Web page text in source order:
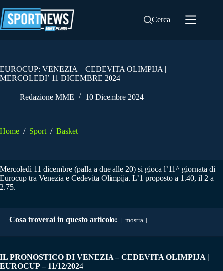
al
contenuto
Cerca
EUROCUP: VENEZIA – CEDEVITA OLIMPIJA |
MERCOLEDI’ 11 DICEMBRE 2024
Redazione MME 10 Dicembre 2024
Home / Sport / Basket
Mercoledì 11 dicembre (palla a due alle 20) si gioca l’11^ giornata di
Eurocup tra Venezia e Cedevita Olimpija. L’1 proposto a 1.40, il 2 a
2.75.
Cosa troverai in questo articolo: mostra
IL PRONOSTICO DI VENEZIA – CEDEVITA OLIMPIJA |
EUROCUP – 11/12/2024